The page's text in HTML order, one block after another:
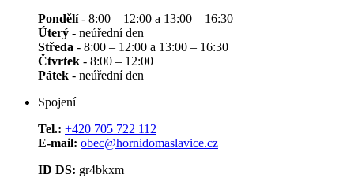
Pondělí- 8:00 – 12:00 a 13:00 – 16:30
Úterý - neúřední den
Středa - 8:00 – 12:00 a 13:00 – 16:30
Čtvrtek - 8:00 – 12:00
Pátek - neúřední den
Spojení
Tel.: +420 705 722 112
E-mail: obec@hornidomaslavice.cz
ID DS: gr4bkxm